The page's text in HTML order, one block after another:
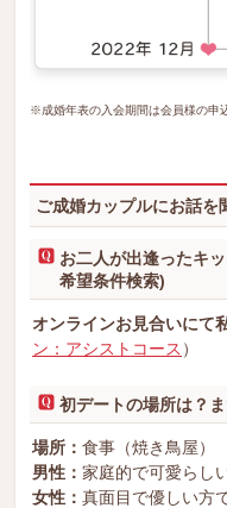
※成婚年表の入会期間は会員様の申
ご成婚カップルにお話を
お二人が出逢ったキ
希望条件検索)
オンラインお見合いにて
ン：アシストコース ）
初デートの場所は？
場所： 食事（焼き鳥屋）
男性： 家庭的で可愛らし
女性： 真面目で優しい方